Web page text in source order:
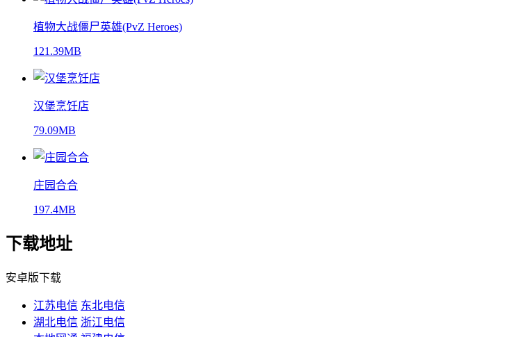
植物大战僵尸英雄(PvZ Heroes)
121.39MB
汉堡烹饪店
79.09MB
庄园合合
197.4MB
下载地址
安卓版下载
江苏电信 东北电信
湖北电信 浙江电信